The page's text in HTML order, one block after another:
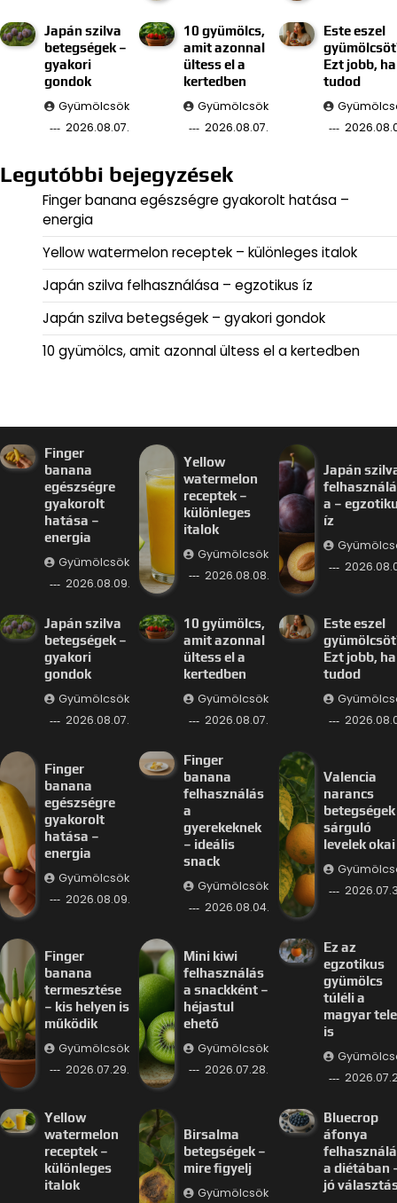
Japán szilva
betegségek –
gyakori
gondok
Gyümölcsök
2026.08.07.
10 gyümölcs,
amit azonnal
ültess el a
kertedben
Gyümölcsök
2026.08.07.
Este eszel
Ezt jobb, ha
tudod
Legutóbbi bejegyzések
Finger banana egészségre gyakorolt hatása –
energia
Yellow watermelon receptek – különleges italok
Japán szilva felhasználása – egzotikus íz
Japán szilva betegségek – gyakori gondok
10 gyümölcs, amit azonnal ültess el a kertedben
Finger
banana
egészségre
gyakorolt
hatása –
energia
Gyümölcsök
2026.08.09.
Yellow
watermelon
receptek –
különleges
italok
Gyümölcsök
2026.08.08.
Japán
a –
íz
Japán szilva
betegségek –
gyakori
gondok
Gyümölcsök
2026.08.07.
10 gyümölcs,
amit azonnal
ültess el a
kertedben
Gyümölcsök
2026.08.07.
Este eszel
Ezt jobb, ha
tudod
Finger
banana
egészségre
gyakorolt
hatása –
energia
Gyümölcsök
2026.08.09.
Finger
banana
felhasználás
a
gyerekeknek
– ideális
snack
Gyümölcsök
2026.08.04.
Valencia
narancs
betegségek
sárguló
levelek okai
Finger
banana
termesztése
– kis helyen is
működik
Gyümölcsök
2026.07.29.
Mini kiwi
felhasználás
a snackként –
héjastul
ehető
Gyümölcsök
2026.07.28.
Ez az
egzotikus
gyümölcs
túléli a
magyar
is
Yellow
watermelon
receptek –
különleges
italok
Birsalma
betegségek –
mire figyelj
Gyümölcsök
Bluecrop
áfonya
a diétában
jó